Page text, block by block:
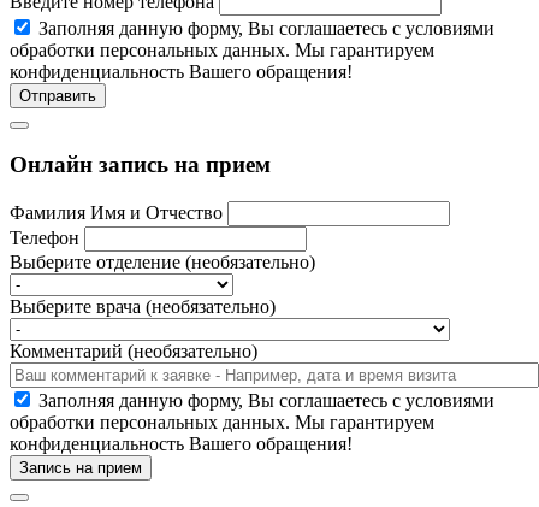
Заполняя данную форму, Вы соглашаетесь c условиями
обработки персональных данных. Мы гарантируем
конфиденциальность Вашего обращения!
Отправить
Онлайн запись на прием
Фамилия Имя и Отчество
Телефон
Выберите отделение (необязательно)
Выберите врача (необязательно)
Комментарий (необязательно)
Заполняя данную форму, Вы соглашаетесь c условиями
обработки персональных данных. Мы гарантируем
конфиденциальность Вашего обращения!
Запись на прием